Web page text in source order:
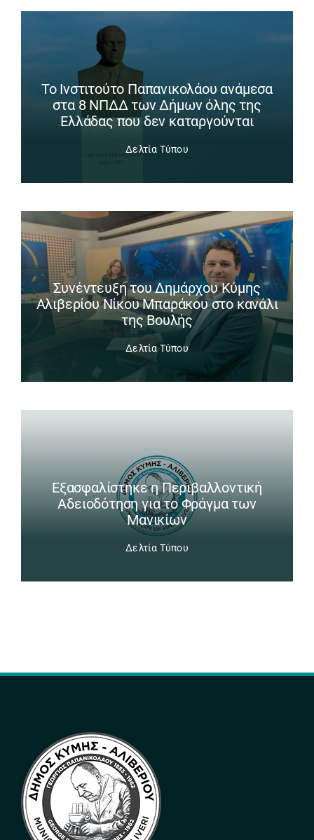
Το Ινστιτούτο Παπανικολάου ανάμεσα
στα 8 ΝΠΔΔ των Δήμων όλης της
Ελλάδας που δεν καταργούνται
Δελτία Τύπου
Συνέντευξη του Δημάρχου Κύμης
Αλιβερίου Νίκου Μπαράκου στο κανάλι
της Βουλής
Δελτία Τύπου
Εξασφαλίστηκε η Περιβαλλοντική
Αδειοδότηση για το Φράγμα των
Μανικίων
Δελτία Τύπου